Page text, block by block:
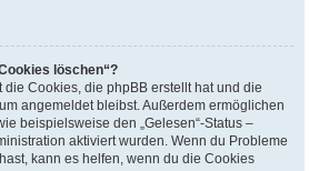
löschen“?
die Cookies, die phpBB erstellt hat und die
angemeldet bleibst. Außerdem ermöglichen
beispielsweise den „Gelesen“-Status –
aktiviert wurden. Wenn du Probleme
kann es helfen, wenn du die Cookies